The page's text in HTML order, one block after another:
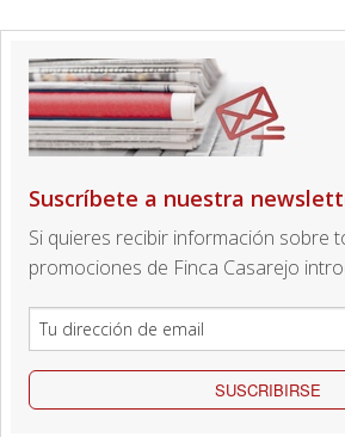
Suscríbete a nuestra
Si quieres recibir información sobre
promociones de Finca Casarejo
SUSCRIBIRSE